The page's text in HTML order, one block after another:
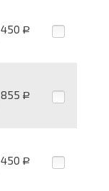
450 Р
855 Р
450 Р